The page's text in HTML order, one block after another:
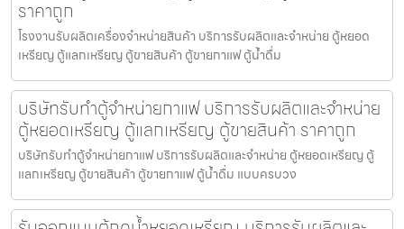
ราคาถูก
โรงงานรับผลิตเครื่องจำหน่ายสินค้า บริการรับผลิตและจำหน่าย ตู้หยอด
เหรียญ ตู้แลกเหรียญ ตู้ขายสินค้า ตู้ขายกาแฟ ตู้น้ำดื่ม
บริษัทรับทำตู้จำหน่ายกาแฟ บริการรับผลิตและจำหน่าย
ตู้หยอดเหรียญ ตู้แลกเหรียญ ตู้ขายสินค้า ราคาถูก
บริษัทรับทำตู้จำหน่ายกาแฟ บริการรับผลิตและจำหน่าย ตู้หยอดเหรียญ ตู้
แลกเหรียญ ตู้ขายสินค้า ตู้ขายกาแฟ ตู้น้ำดื่ม แบบครบวง